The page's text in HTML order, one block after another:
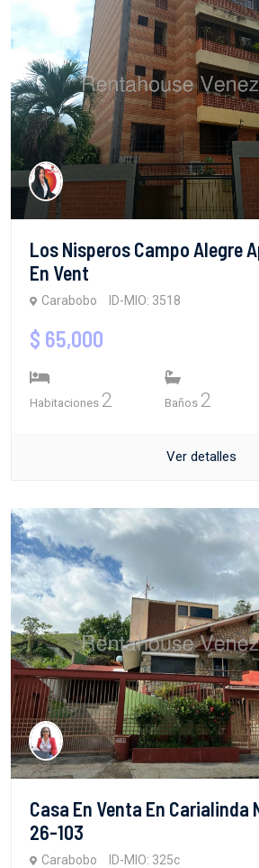
Los Nisperos Campo Alegre
En Vent
Carabobo ID-MIO: 3518
$ 65,000
Habitaciones 2 Baños 2
Ver detalles
Casa En Venta En Carialinda
26-103
Carabobo ID-MIO: 325c